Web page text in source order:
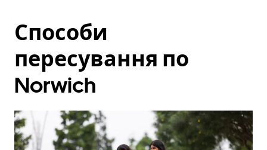
Способи
пересування по
Norwich